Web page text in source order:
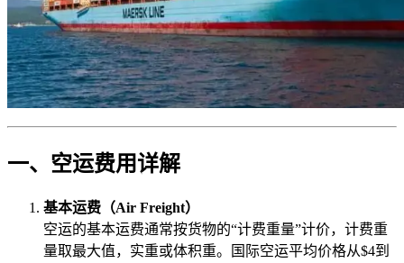
一、空运费用详解
基本运费（Air Freight）
空运的基本运费通常按货物的“计费重量”计价，计费重
量取最大值，实重或体积重。国际空运平均价格从$4到